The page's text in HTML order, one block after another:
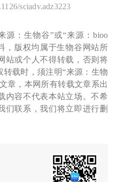
sciadv.adz3223
源：生物谷”或“来源：bioo
，版权均属于生物谷网站所
站或个人不得转载，否则将
载时，须注明“来源：生物
章，本网所有转载文章系出
内容不代表本站立场。不希
们联系，我们将立即进行删